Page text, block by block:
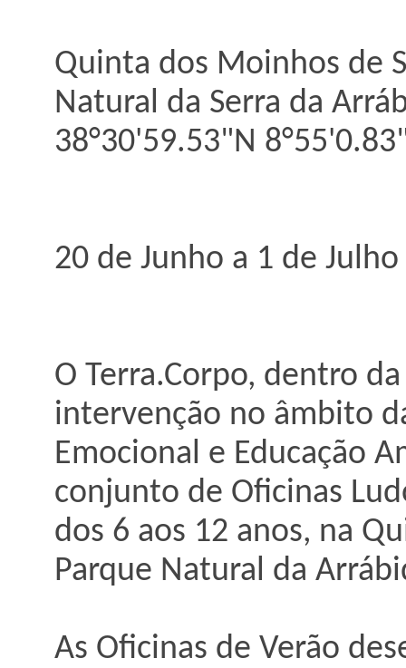
Quinta dos Moinhos de
Natural da Serra da
38°30'59.53"N
20 de Junho a 1 de
O Terra.Corpo, dentro
intervenção no âmbito
Emocional e Educação
conjunto de Oficinas
dos 6 aos 12 anos, na
Parque Natural da
As Oficinas de Verão